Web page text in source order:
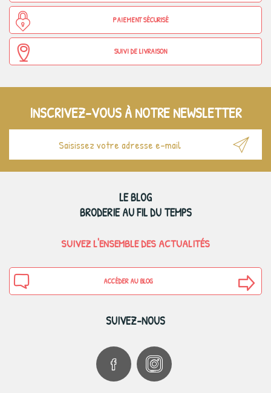
PAIEMENT SÉCURISÉ
SUIVI DE LIVRAISON
INSCRIVEZ-VOUS À NOTRE NEWSLETTER
LE BLOG
BRODERIE AU FIL DU TEMPS
SUIVEZ L'ENSEMBLE DES ACTUALITÉS
ACCÉDER AU BLOG
SUIVEZ-NOUS